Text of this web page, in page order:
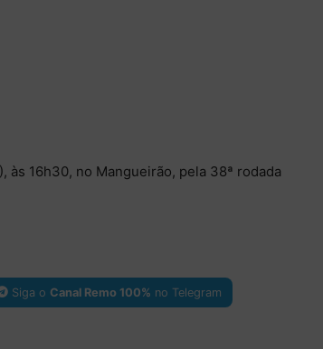
às 16h30, no Mangueirão, pela 38ª rodada
Siga o Canal Remo 100% no Telegram